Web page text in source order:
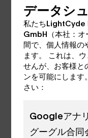
武器庫の門からの
壁門の門壁は、緑
ブリッジゲ
ンチがある。
データシ
私たち
GmbH（本社：オ
間で、個人情報の
ます。 これは、
せんが、お客様と
ンを可能にしま
さい：
Googleアナ
グーグル合同